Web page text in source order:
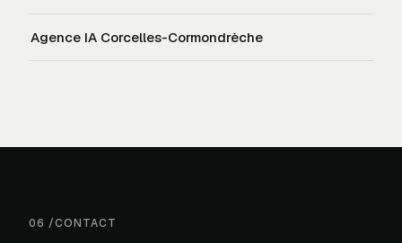
Agence IA Corcelles-Cormondrèche
06 /CONTACT